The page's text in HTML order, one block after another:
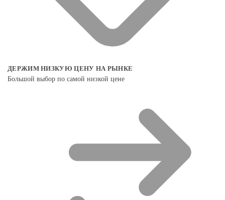
ДЕРЖИМ НИЗКУЮ ЦЕНУ НА РЫНКЕ
Большой выбор по самой низкой цене